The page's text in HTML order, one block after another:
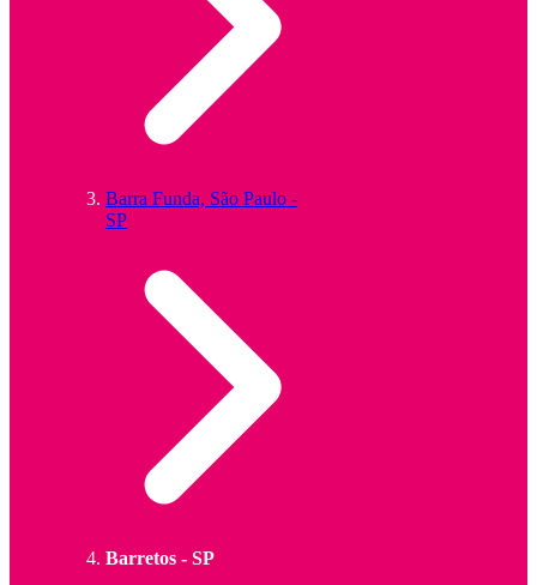
Barra Funda, São Paulo -
SP
Barretos - SP